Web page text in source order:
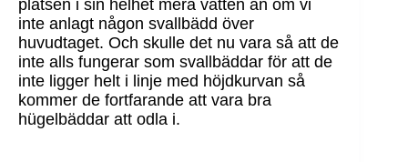
platsen i sin helhet mera vatten än om vi
inte anlagt någon svallbädd över
huvudtaget. Och skulle det nu vara så att de
inte alls fungerar som svallbäddar för att de
inte ligger helt i linje med höjdkurvan så
kommer de fortfarande att vara bra
hügelbäddar att odla i.